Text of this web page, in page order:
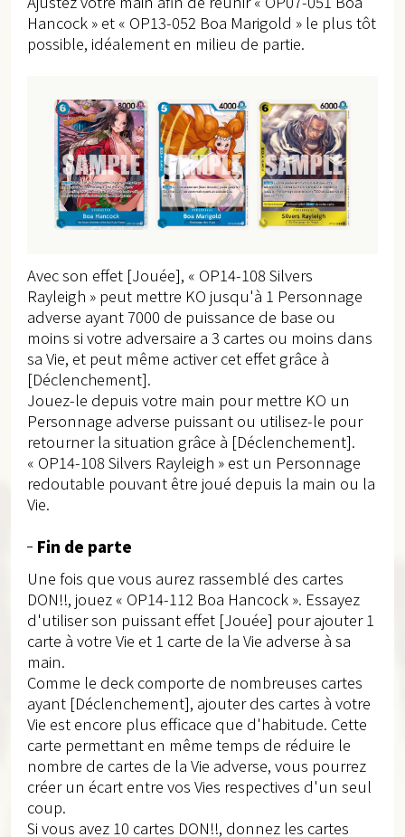
Hancock » et « OP13-052 Boa Marigold » le plus tôt
possible, idéalement en milieu de partie.
Avec son effet [Jouée], « OP14-108 Silvers
Rayleigh » peut mettre KO jusqu'à 1 Personnage
adverse ayant 7000 de puissance de base ou
moins si votre adversaire a 3 cartes ou moins dans
sa Vie, et peut même activer cet effet grâce à
[Déclenchement].
Jouez-le depuis votre main pour mettre KO un
Personnage adverse puissant ou utilisez-le pour
retourner la situation grâce à [Déclenchement].
« OP14-108 Silvers Rayleigh » est un Personnage
redoutable pouvant être joué depuis la main ou la
Vie.
Fin de parte
Une fois que vous aurez rassemblé des cartes
DON!!, jouez « OP14-112 Boa Hancock ». Essayez
d'utiliser son puissant effet [Jouée] pour ajouter 1
carte à votre Vie et 1 carte de la Vie adverse à sa
main.
Comme le deck comporte de nombreuses cartes
ayant [Déclenchement], ajouter des cartes à votre
Vie est encore plus efficace que d'habitude. Cette
carte permettant en même temps de réduire le
nombre de cartes de la Vie adverse, vous pourrez
créer un écart entre vos Vies respectives d'un seul
coup.
Si vous avez 10 cartes DON!!, donnez les cartes